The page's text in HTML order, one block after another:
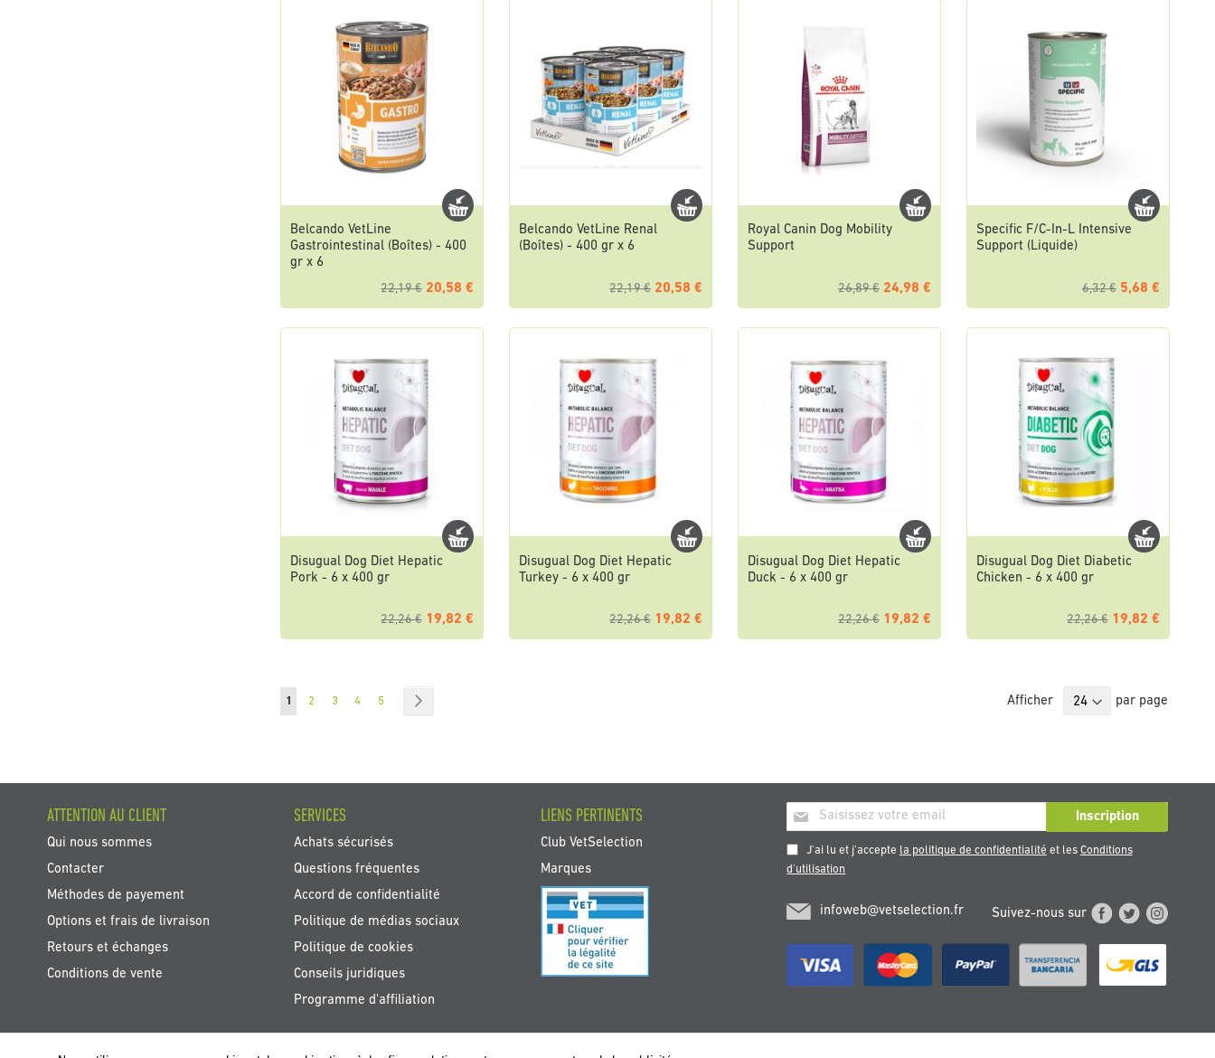
Belcando VetLine
Gastrointestinal (Boîtes) - 400
gr x 6
22,19 € 20,58 €
Belcando VetLine Renal
(Boîtes) - 400 gr x 6
22,19 € 20,58 €
Royal Canin Dog Mobility
Support
26,89 € 24,98 €
Specific F/C-In-L Intensive
Support (Liquide)
6,32 € 5,68 €
Disugual Dog Diet Hepatic
Pork - 6 x 400 gr
22,26 € 19,82 €
Disugual Dog Diet Hepatic
Turkey - 6 x 400 gr
22,26 € 19,82 €
Disugual Dog Diet Hepatic
Duck - 6 x 400 gr
22,26 € 19,82 €
Disugual Dog Diet Diabetic
Chicken - 6 x 400 gr
22,26 € 19,82 €
Page
Vous lisez actuellement la page
1 Page
2 Page
3 Page
4 Page
5 Afficher par page
Inscription
à
notre
newsletter
Inscription
J'ai lu et j'accepte la politique de confidentialité et les Conditions
d'utilisation
ATTENTION AU CLIENT
Qui nous sommes
Contacter
Méthodes de payement
Options et frais de livraison
Retours et échanges
Conditions de vente
SERVICES
Achats sécurisés
Questions fréquentes
Accord de confidentialité
Politique de médias sociaux
Politique de cookies
Conseils juridiques
Programme d'affiliation
LIENS PERTINENTS
Club VetSelection
Marques
infoweb@vetselection.fr Suivez-nous sur